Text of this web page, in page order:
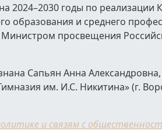
2024–2030 годы по реализации
образования и среднего
Министром просвещения
Сапьян Анна
им. И.С. Никитина» (г.
и связям с